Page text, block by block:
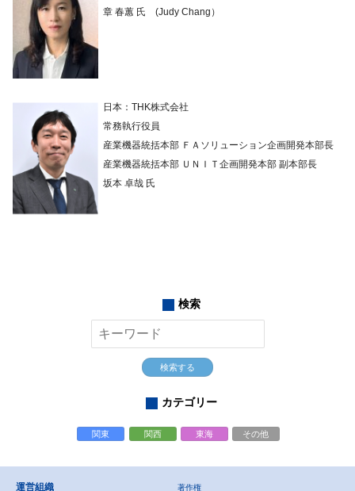
章 春蕙 氏 (Judy Chang）
日本：THK株式会社
常務執行役員
産業機器統括本部 ＦＡソリューション企画開発本部長
産業機器統括本部 ＵＮＩＴ企画開発本部 副本部長
坂本 卓哉 氏
検索
検索する
カテゴリー
関東 関西 東海 その他
運営組織 著作権